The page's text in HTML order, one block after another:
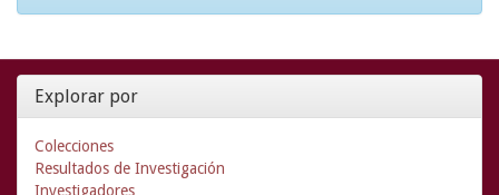
Explorar por
Colecciones
Resultados de Investigación
Investigadores